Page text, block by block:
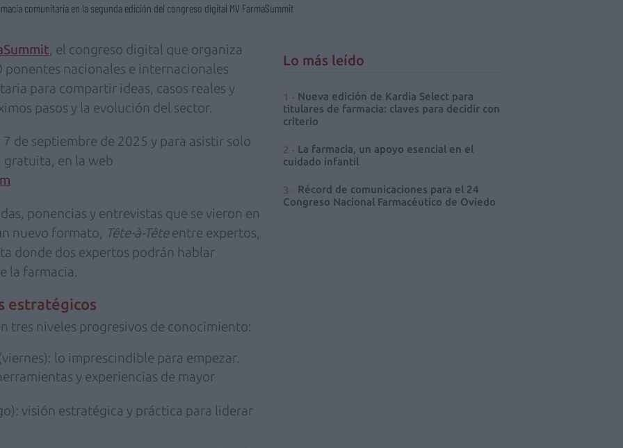
comunitaria en la segunda edición del congreso digital MV FarmaSummit
, el congreso digital que organiza
ponentes nacionales e internacionales
para compartir ideas, casos reales y
pasos y la evolución del sector.
de septiembre de 2025 y para asistir solo
gratuita, en la web
ponencias y entrevistas que se vieron en
nuevo formato, Tête-à-Têteentre expertos,
donde dos expertos podrán hablar
la farmacia.
estratégicos
tres niveles progresivos de conocimiento:
(viernes): lo imprescindible para empezar.
y experiencias de mayor
visión estratégica y práctica para liderar
Lo más leído
Nueva edición de Kardia Select para
titulares de farmacia: claves para decidir con
criterio
La farmacia, un apoyo esencial en el
cuidado infantil
Récord de comunicaciones para el 24
Congreso Nacional Farmacéutico de Oviedo